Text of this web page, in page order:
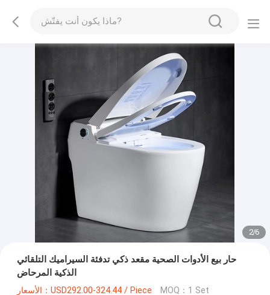
2/6
حار بيع الأدوات الصحية مقعد ذكي تدفئة السيراميك التلقائي
الذكية المرحاض
الأسعار：USD292.00-324.44 / Piece MOQ：1 Set